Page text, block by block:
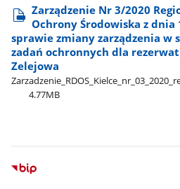
Zarządzenie Nr 3/2020
Ochrony Środowiska z dnia
sprawie zmiany zarządzenia w
zadań ochronnych dla
Zelejowa
4.77MB